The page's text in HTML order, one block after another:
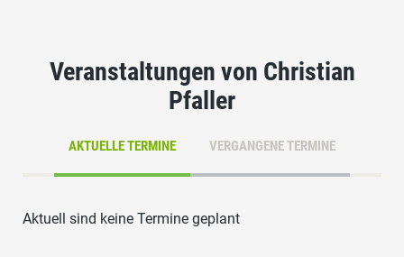
Veranstaltungen von Christian
Pfaller
AKTUELLE TERMINE VERGANGENE TERMINE
Aktuell sind keine Termine geplant